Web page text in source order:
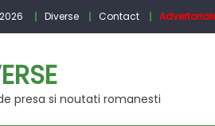
Diverse Contact
presa si noutati romanesti